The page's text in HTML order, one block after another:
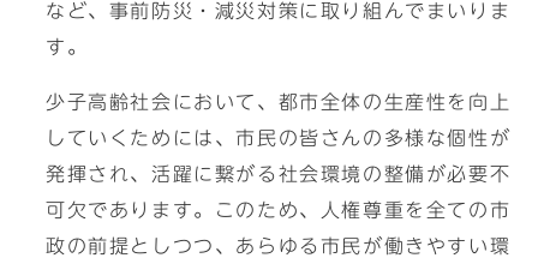
など、事前防災・減災対策に取り組んでまいりま
す。
少子高齢社会において、都市全体の生産性を向上
していくためには、市民の皆さんの多様な個性が
発揮され、活躍に繋がる社会環境の整備が必要不
可欠であります。このため、人権尊重を全ての市
政の前提としつつ、あらゆる市民が働きやすい環